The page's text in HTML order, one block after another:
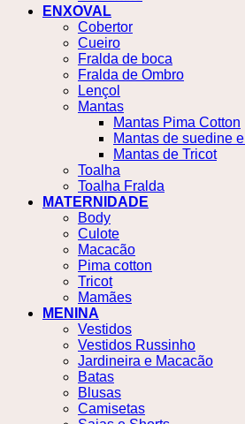
ENXOVAL
Cobertor
Cueiro
Fralda de boca
Fralda de Ombro
Lençol
Mantas
Mantas Pima Cotton
Mantas de suedine
Mantas de Tricot
Toalha
Toalha Fralda
MATERNIDADE
Body
Culote
Macacão
Pima cotton
Tricot
Mamães
MENINA
Vestidos
Vestidos Russinho
Jardineira e Macacão
Batas
Blusas
Camisetas